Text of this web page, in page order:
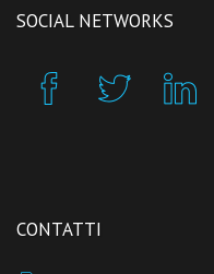
SOCIAL NETWORKS
CONTATTI